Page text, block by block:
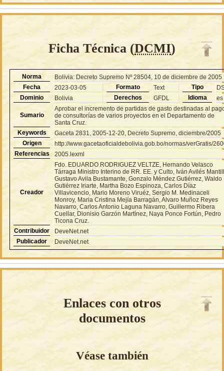
Ficha Técnica (DCMI)
Norma
Bolivia: Decreto Supremo Nº 28504, 10 de diciembre de 2005
Fecha
2023-03-05 Formato Text Tipo
Dominio
Bolivia Derechos GFDL Idioma es
Sumario
Aprobar el incremento de partidas de gasto destinadas al
de consultorías de varios proyectos en el Departamento de
Santa Cruz.
Keywords
Gaceta 2831, 2005-12-20, Decreto Supremo, diciembre/2005
Origen
http://www.gacetaoficialdebolivia.gob.bo/normas/verGratis/
Referencias
2005.lexml
Creador
Fdo. EDUARDO RODRIGUEZ VELTZE, Hernando Velasco
Tárraga Ministro Interino de RR. EE. y Culto, Iván Avilés
Gustavo Avila Bustamante, Gonzalo Méndez Gutiérrez, Waldo
Gutiérrez Iriarte, Martha Bozo Espinoza, Carlos Díaz
Villavicencio, Mario Moreno Viruéz, Sergio M. Medinaceli
Monroy, Maria Cristina Mejía Barragán, Alvaro Muñoz Reyes
Navarro, Carlos Antonio Laguna Navarro, Guillermo Ribera
Cuellar, Dionisio Garzón Martínez, Naya Ponce Fortún, Pedro
Ticona Cruz.
Contribuidor
DeveNet.net
Publicador
DeveNet.net
Enlaces con otros
documentos
Véase también